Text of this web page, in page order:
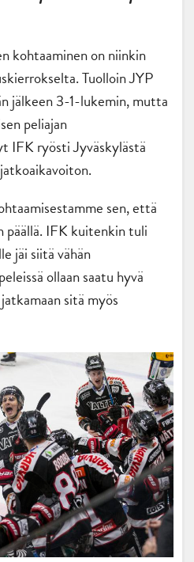
kohtaaminen on niinkin
Tuolloin JYP
jälkeen 3-1-lukemin, mutta
peliajan
IFK ryösti Jyväskylästä
sen, että
päällä. IFK kuitenkin tuli
jäi siitä vähän
ollaan saatu hyvä
sitä myös